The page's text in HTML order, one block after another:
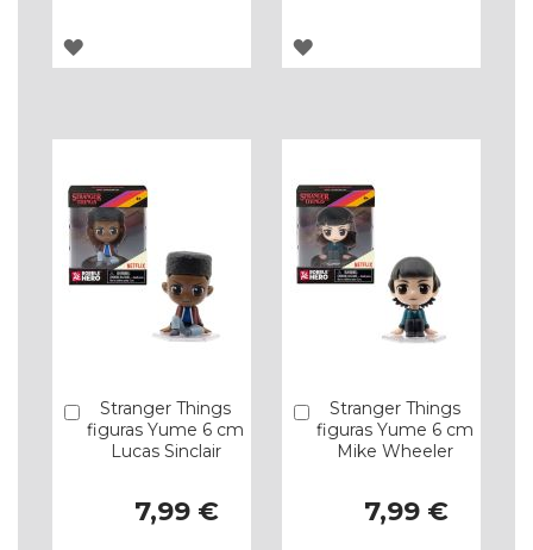
ADICIONAR
DESEJOS
ADICIONAR
DESEJOS
Stranger Things
figuras Yume 6 cm
Lucas Sinclair
7,99 €
Comprar
Stranger Things
figuras Yume 6 cm
Mike Wheeler
7,99 €
Comprar